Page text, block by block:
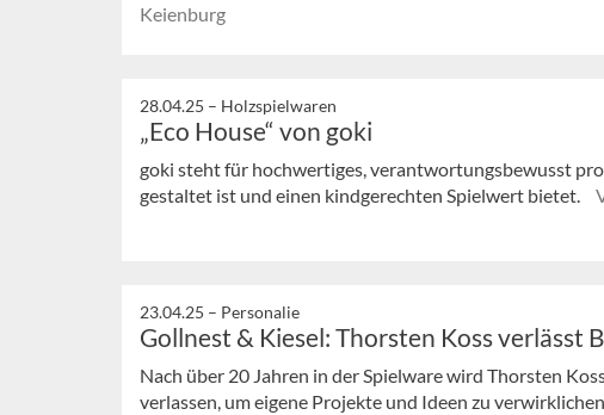
Keienburg
28.04.25 – Holzspielwaren
„Eco House“ von goki
goki steht für hochwertiges, verantwortungsbewusst
gestaltet ist und einen kindgerechten Spielwert bietet.
23.04.25 – Personalie
Gollnest & Kiesel: Thorsten Koss verlässt
Nach über 20 Jahren in der Spielware wird Thorsten
verlassen, um eigene Projekte und Ideen zu